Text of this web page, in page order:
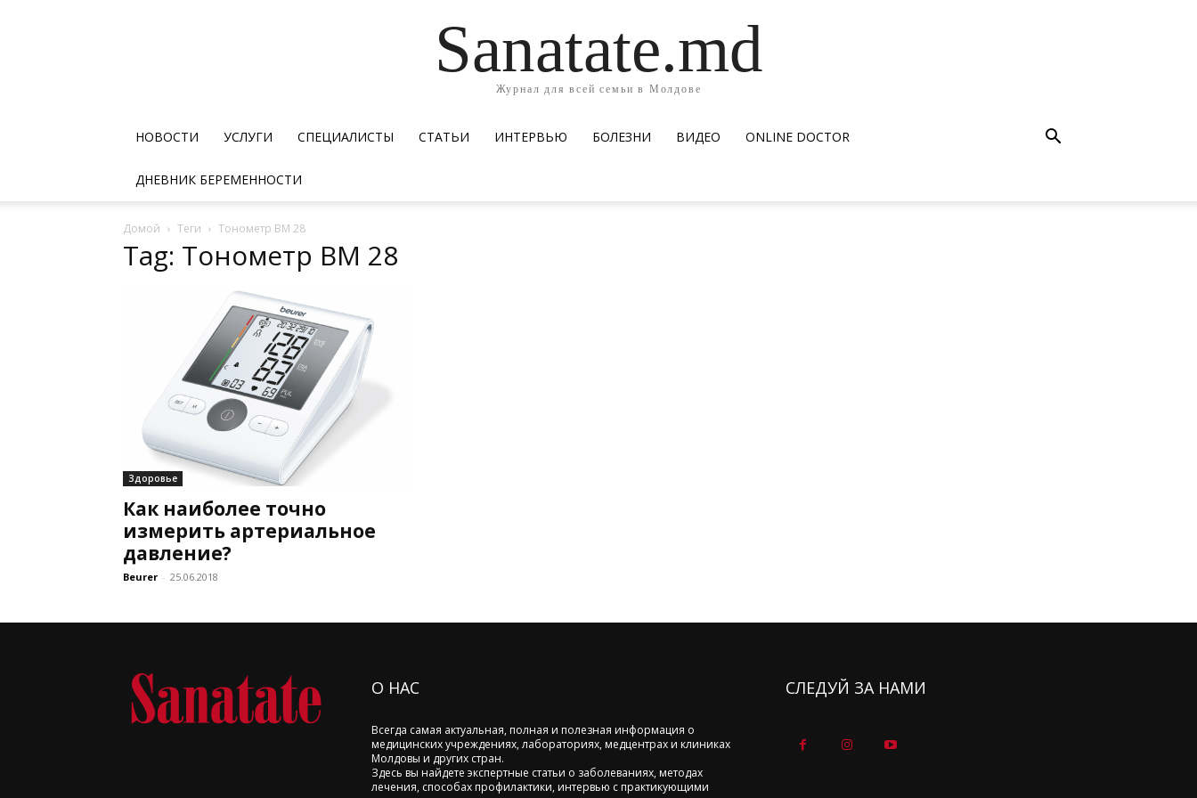
Sanatate.md
Журнал для всей семьи в Молдове
НОВОСТИ УСЛУГИ СПЕЦИАЛИСТЫ СТАТЬИ ИНТЕРВЬЮ БОЛЕЗНИ ВИДЕО ОNLINE DOCTOR
ДНЕВНИК БЕРЕМЕННОСТИ
Домой Теги Тонометр BM 28
Tag: Тонометр BM 28
Здоровье
Как наиболее точно
измерить артериальное
давление?
Beurer - 25.06.2018
О НАС
Всегда самая актуальная, полная и полезная информация о
медицинских учреждениях, лабораториях, медцентрах и клиниках
Молдовы и других стран.
Здесь вы найдете экспертные статьи о заболеваниях, методах
лечения, способах профилактики, интервью с практикующими
СЛЕДУЙ ЗА НАМИ